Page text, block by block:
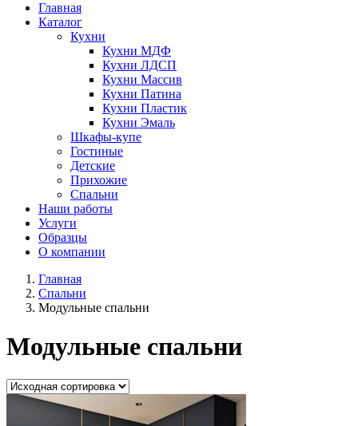
Главная
Каталог
Кухни
Кухни МДФ
Кухни ЛДСП
Кухни Массив
Кухни Патина
Кухни Пластик
Кухни Эмаль
Шкафы-купе
Гостиные
Детские
Прихожие
Спальни
Наши работы
Услуги
Образцы
О компании
Главная
Спальни
Модульные спальни
Модульные спальни